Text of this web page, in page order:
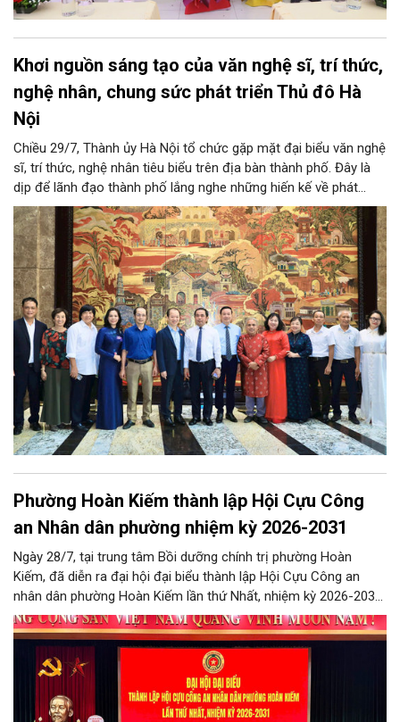
Khơi nguồn sáng tạo của văn nghệ sĩ, trí thức,
nghệ nhân, chung sức phát triển Thủ đô Hà
Nội
Chiều 29/7, Thành ủy Hà Nội tổ chức gặp mặt đại biểu văn nghệ
sĩ, trí thức, nghệ nhân tiêu biểu trên địa bàn thành phố. Đây là
dịp để lãnh đạo thành phố lắng nghe những hiến kế về phát
triển khoa học công nghệ, đổi mới sáng tạo, công nghiệp văn
hóa và phát huy nguồn lực con người, góp phần tạo động lực
mới cho sự phát triển nhanh, bền vững của Thủ đô.
Phường Hoàn Kiếm thành lập Hội Cựu Công
an Nhân dân phường nhiệm kỳ 2026-2031
Ngày 28/7, tại trung tâm Bồi dưỡng chính trị phường Hoàn
Kiếm, đã diễn ra đại hội đại biểu thành lập Hội Cựu Công an
nhân dân phường Hoàn Kiếm lần thứ Nhất, nhiệm kỳ 2026-2031,
đánh dấu bước kiện toàn tổ chức, phát huy vai trò của lực
lượng cựu Công an nhân dân trong tham gia giữ gìn an ninh trật
tự và xây dựng địa phương.